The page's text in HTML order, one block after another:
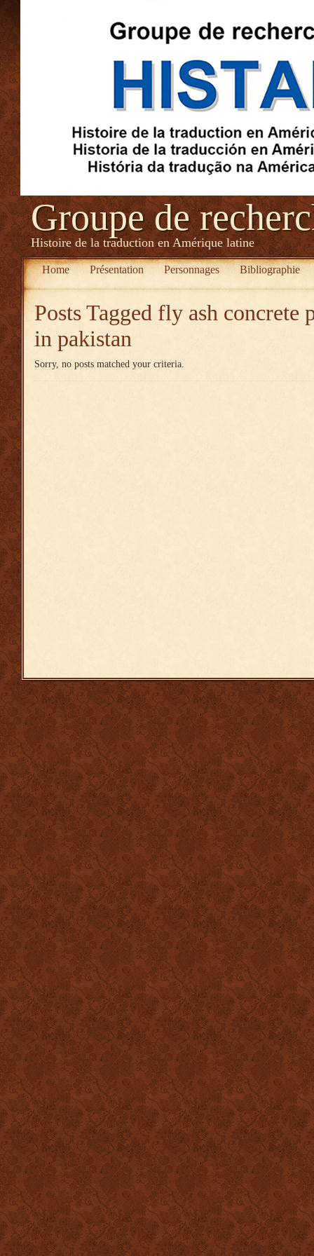
Groupe de
Histoire de la traduction en Amérique latine
Home Présentation Personnages Bibliographie
Posts Tagged fly ash concrete
in pakistan
Sorry, no posts matched your criteria.